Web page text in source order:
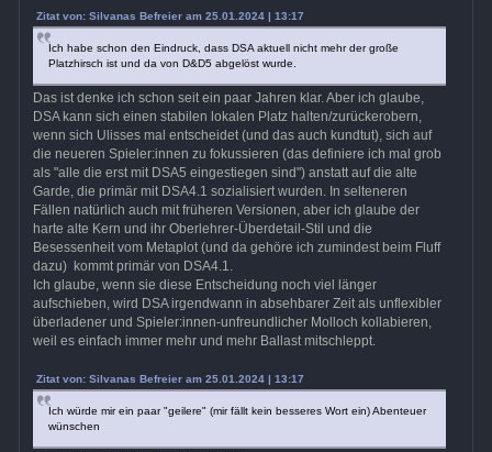
Zitat von: Silvanas Befreier am 25.01.2024 | 13:17
Ich habe schon den Eindruck, dass DSA aktuell nicht mehr der große
Platzhirsch ist und da von D&D5 abgelöst wurde.
Das ist denke ich schon seit ein paar Jahren klar. Aber ich glaube,
DSA kann sich einen stabilen lokalen Platz halten/zurückerobern,
wenn sich Ulisses mal entscheidet (und das auch kundtut), sich auf
die neueren Spieler:innen zu fokussieren (das definiere ich mal grob
als "alle die erst mit DSA5 eingestiegen sind") anstatt auf die alte
Garde, die primär mit DSA4.1 sozialisiert wurden. In selteneren
Fällen natürlich auch mit früheren Versionen, aber ich glaube der
harte alte Kern und ihr Oberlehrer-Überdetail-Stil und die
Besessenheit vom Metaplot (und da gehöre ich zumindest beim Fluff
dazu) kommt primär von DSA4.1.
Ich glaube, wenn sie diese Entscheidung noch viel länger
aufschieben, wird DSA irgendwann in absehbarer Zeit als unflexibler
überladener und Spieler:innen-unfreundlicher Molloch kollabieren,
weil es einfach immer mehr und mehr Ballast mitschleppt.
Zitat von: Silvanas Befreier am 25.01.2024 | 13:17
Ich würde mir ein paar "geilere" (mir fällt kein besseres Wort ein) Abenteuer
wünschen